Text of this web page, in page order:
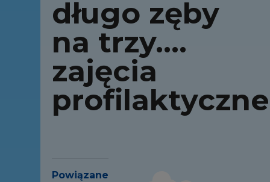
długo zęby
na trzy….
zajęcia
profilaktyczne
Powiązane